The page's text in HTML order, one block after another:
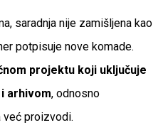
saradnja nije zamišljena kao
potpisuje nove komade.
projektu koji uključuje
arhivom, odnosno
već proizvodi.